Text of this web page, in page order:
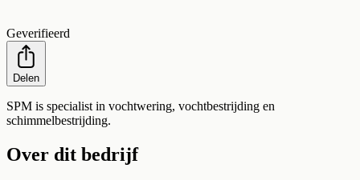
Geverifieerd
Delen
SPM is specialist in vochtwering, vochtbestrijding en
schimmelbestrijding.
Over dit bedrijf